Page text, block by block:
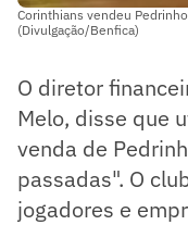
Corinthians vendeu
(Divulgação/Benfica)
O diretor
Melo, disse que
venda de
passadas". O
jogadores e